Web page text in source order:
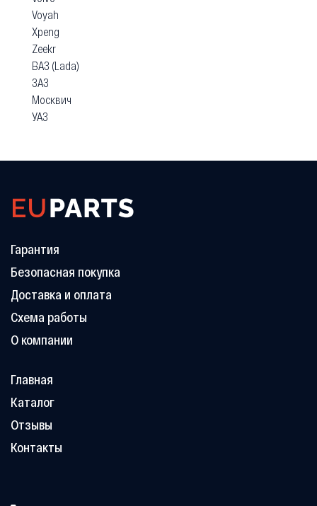
Voyah
Xpeng
Zeekr
ВАЗ (Lada)
ЗАЗ
Москвич
УАЗ
Гарантия
Безопасная покупка
Доставка и оплата
Схема работы
О компании
Главная
Каталог
Отзывы
Контакты